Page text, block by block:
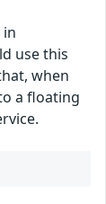
in
use this
when
a floating